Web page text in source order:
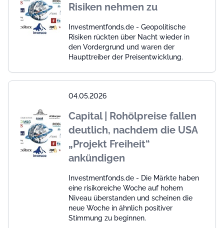
Risiken nehmen zu
Investmentfonds.de - Geopolitische
Risiken rückten über Nacht wieder in
den Vordergrund und waren der
Haupttreiber der Preisentwicklung.
04.05.2026
Capital | Rohölpreise fallen
deutlich, nachdem die USA
„Projekt Freiheit“
ankündigen
Investmentfonds.de - Die Märkte haben
eine risikoreiche Woche auf hohem
Niveau überstanden und scheinen die
neue Woche in ähnlich positiver
Stimmung zu beginnen.